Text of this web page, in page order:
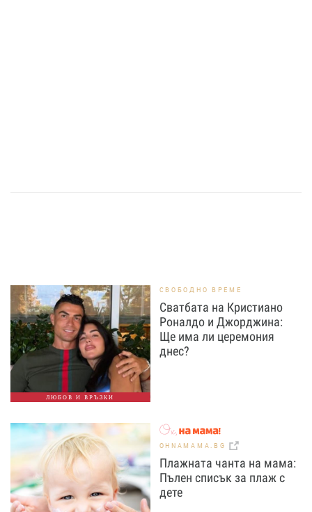
ЛЮБОВ И ВРЪЗКИ
СВОБОДНО ВРЕМЕ
Сватбата на Кристиано
Роналдо и Джорджина:
Ще има ли церемония
днес?
OHNAMAMA.BG
Плажната чанта на мама:
Пълен списък за плаж с
дете